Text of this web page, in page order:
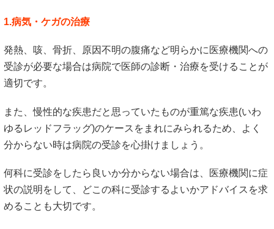
1.病気・ケガの治療
発熱、咳、骨折、原因不明の腹痛など明らかに医療機関への
受診が必要な場合は病院で医師の診断・治療を受けることが
適切です。
また、慢性的な疾患だと思っていたものが重篤な疾患(いわ
ゆるレッドフラッグ)のケースをまれにみられるため、よく
分からない時は病院の受診を心掛けましょう。
何科に受診をしたら良いか分からない場合は、医療機関に症
状の説明をして、どこの科に受診するよいかアドバイスを求
めることも大切です。